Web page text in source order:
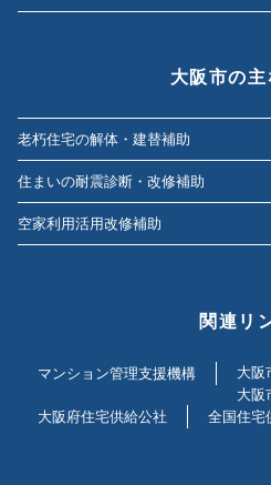
大阪市の
老朽住宅の解体・建替補助
住まいの耐震診断・改修補助
空家利用活用改修補助
関連リ
マンション管理支援機構
大阪
大阪
大阪府住宅供給公社
全国住宅